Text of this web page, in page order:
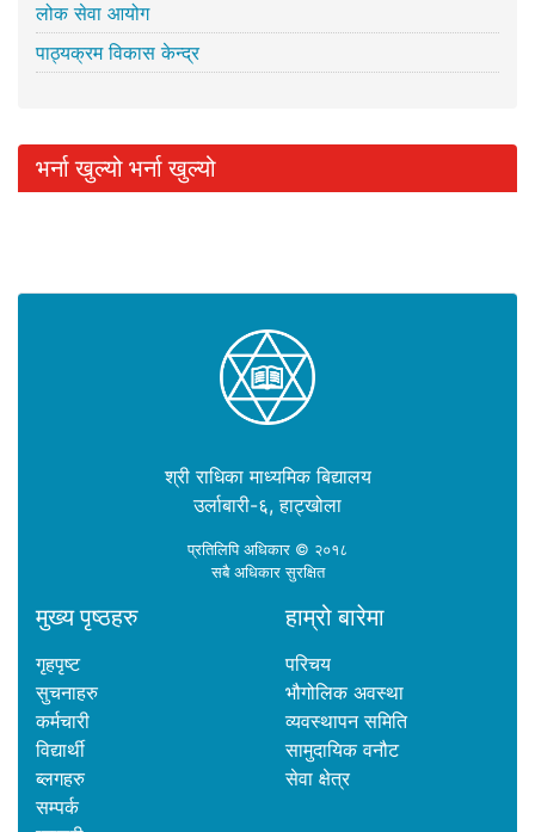
लोक सेवा आयोग
पाठ्यक्रम विकास केन्द्र
भर्ना खुल्यो भर्ना खुल्यो
श्री राधिका माध्यमिक बिद्यालय
उर्लाबारी-६, हाट्खोला
प्रतिलिपि अधिकार © २०१८
सबै अधिकार सुरक्षित
मुख्य पृष्ठहरु
गृहपृष्ट
सुचनाहरु
कर्मचारी
विद्यार्थी
ब्लगहरु
सम्पर्क
हाम्रो बारेमा
परिचय
भौगोलिक अवस्था
व्यवस्थापन समिति
सामुदायिक वनौट
सेवा क्षेत्र